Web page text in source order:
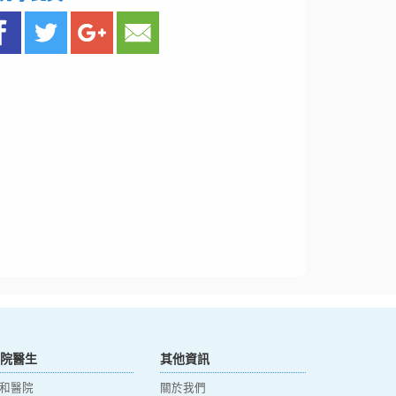
醫生
醫院
其他資訊
關於我們